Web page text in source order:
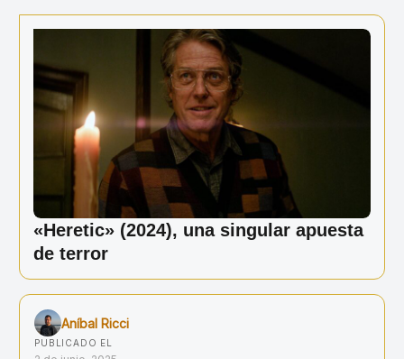
contenido
«Heretic» (2024), una singular apuesta
de terror
Aníbal Ricci
PUBLICADO EL